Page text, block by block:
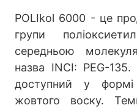
POLIkol 6000 - це
групи
середньою
назва INCI: PEG-
доступний у
жовтого воску.